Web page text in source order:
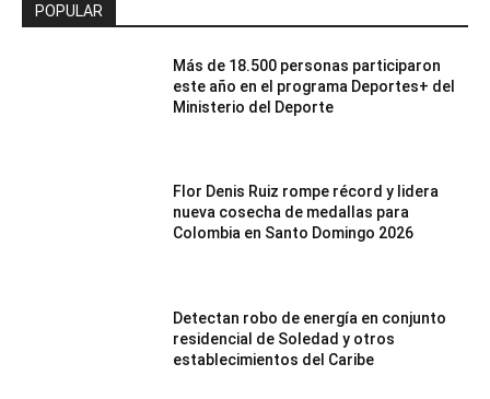
POPULAR
Más de 18.500 personas participaron
este año en el programa Deportes+ del
Ministerio del Deporte
Flor Denis Ruiz rompe récord y lidera
nueva cosecha de medallas para
Colombia en Santo Domingo 2026
Detectan robo de energía en conjunto
residencial de Soledad y otros
establecimientos del Caribe